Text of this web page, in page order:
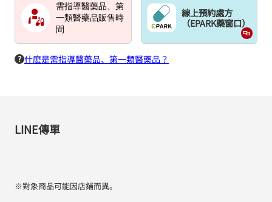
需指導醫藥品、第
一類醫藥品販售時
間
線上預約處方
（EPARK藥窗口）
什麽是需指導醫藥品、第一類醫藥品？
LINE傳單
※對象商品可能因店鋪而異。